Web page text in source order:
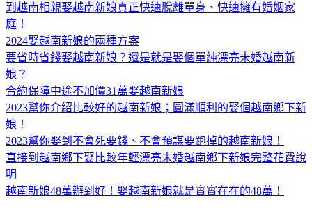
到越南相親娶越南新娘真正快速脫離單身、快速擁有婚姻家
庭！
2024娶越南新娘的兩種方案
要省時省錢娶越南新娘？還是就是娶個單純漂亮未婚越南新
娘？
合約保障中途不加價31萬娶越南新娘
2023幫你介紹比較好的越南新娘；圓滿順利的娶個越南鄉下新
娘！
2023幫你娶到不會死要錢、不會預謀要跑掉的越南新娘！
直接到越南鄉下娶比較年輕漂亮未婚越南鄉下新娘完整花費說
明
越南新娘48萬辦到好！娶越南新娘就是實實在在的48萬！